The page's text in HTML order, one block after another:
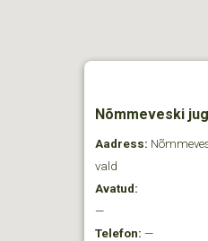
Nõmmeveski
Aadress:
vald
Avatud:
—
Telefon: —